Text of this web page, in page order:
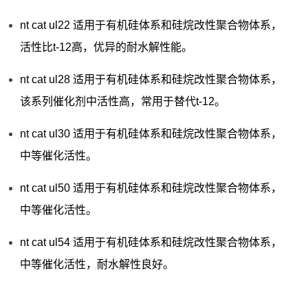
nt cat ul22 适用于有机硅体系和硅烷改性聚合物体系，
活性比t-12高，优异的耐水解性能。
nt cat ul28 适用于有机硅体系和硅烷改性聚合物体系，
该系列催化剂中活性高，常用于替代t-12。
nt cat ul30 适用于有机硅体系和硅烷改性聚合物体系，
中等催化活性。
nt cat ul50 适用于有机硅体系和硅烷改性聚合物体系，
中等催化活性。
nt cat ul54 适用于有机硅体系和硅烷改性聚合物体系，
中等催化活性，耐水解性良好。